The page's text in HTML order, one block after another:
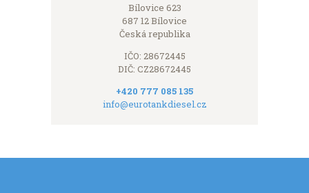
Bílovice 623
687 12 Bílovice
Česká republika
IČO: 28672445
DIČ: CZ28672445
+420 777 085 135
info@eurotankdiesel.cz